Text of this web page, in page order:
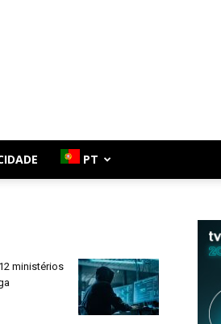
PT
ministérios